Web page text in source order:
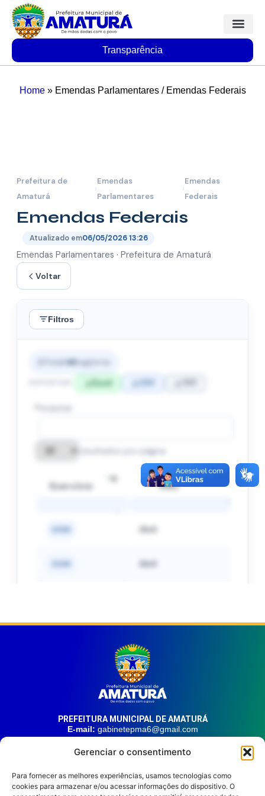
Gerenciar o consentimento
Para fornecer as melhores experiências, usamos tecnologias como
cookies para armazenar e/ou acessar informações do dispositivo. O
Transparência
Home» Emendas Parlamentares / Emendas Federais
PREFEITURA MUNICIPAL DE AMATURÁ
E-mail: gabinetepma6@gmail.com
Av. 21 de Junho, n° 1746, Centro | Amaturá – AM